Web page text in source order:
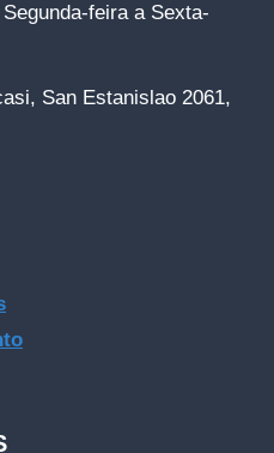
Segunda-feira a Sexta-
San Estanislao 2061,